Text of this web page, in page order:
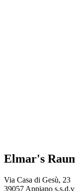
Elmar's
Via Casa di Gesù, 23
39057 Appiano